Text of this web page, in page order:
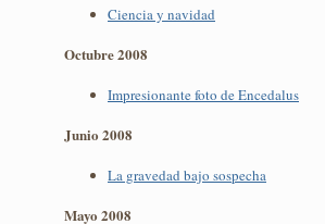
Ciencia y navidad
Octubre 2008
Impresionante foto de Encedalus
Junio 2008
La gravedad bajo sospecha
Mayo 2008